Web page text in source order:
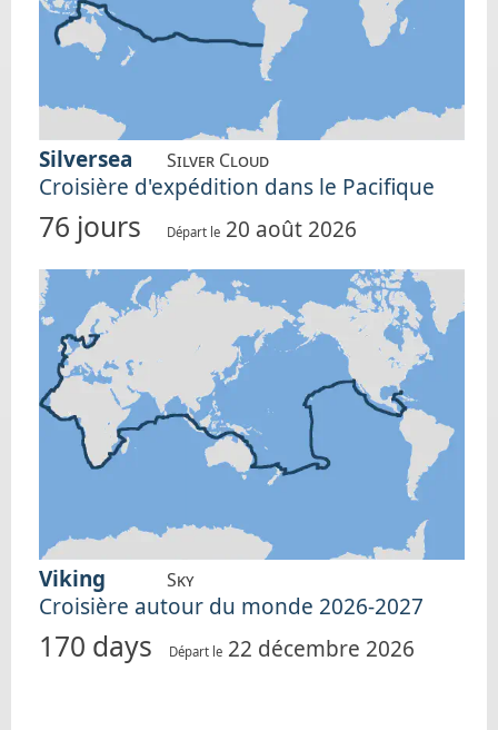
Silversea Silver Cloud
Croisière d'expédition dans le Pacifique
76 jours Départ le 20 août 2026
Viking Sky
Croisière autour du monde 2026-2027
170 days Départ le 22 décembre 2026